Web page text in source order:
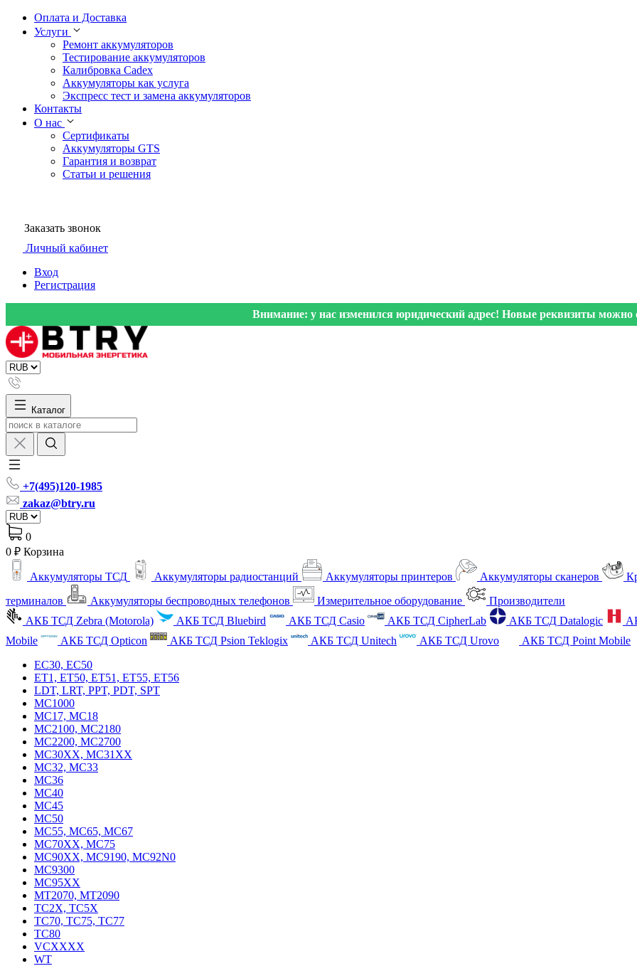
Оплата и Доставка
Услуги
Ремонт аккумуляторов
Тестирование аккумуляторов
Калибровка Cadex
Аккумуляторы как услуга
Экспресс тест и замена аккумуляторов
Контакты
О нас
Сертификаты
Аккумуляторы GTS
Гарантия и возврат
Статьи и решения
Заказать звонок
Личный кабинет
Вход
Регистрация
Внимание: у нас изменился юридический адрес! Новые реквизиты можно
Каталог
+7(495)120-1985
zakaz@btry.ru
0
0 ₽ Корзина
Аккумуляторы ТСД Аккумуляторы радиостанций Аккумуляторы принтеров Аккумуляторы сканеров
терминалов
Аккумуляторы беспроводных телефонов Измерительное оборудование
Производители
АКБ ТСД Zebra (Motorola)
АКБ ТСД Bluebird АКБ ТСД Casio АКБ ТСД CipherLab АКБ ТСД Datalogic
Mobile
АКБ ТСД Opticon АКБ ТСД Psion Teklogix АКБ ТСД Unitech АКБ ТСД Urovo АКБ ТСД Point Mobile
EC30, EC50
ET1, ET50, ET51, ET55, ET56
LDT, LRT, PPT, PDT, SPT
MC1000
MC17, MC18
MC2100, MC2180
MC2200, MC2700
MC30XX, MC31XX
MC32, MC33
MC36
MC40
MC45
MC50
MC55, MC65, MC67
MC70XX, MC75
MC90XX, MC9190, MC92N0
MC9300
MC95XX
MT2070, MT2090
TC2X, TC5X
TC70, TC75, TC77
TC80
VCXXXX
WT